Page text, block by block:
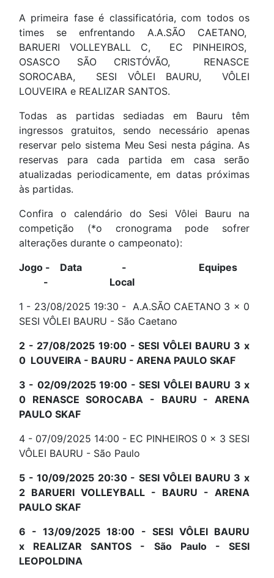
A primeira fase é classificatória, com todos os
times se enfrentando A.A.SÃO CAETANO,
BARUERI VOLLEYBALL C, EC PINHEIROS,
OSASCO SÃO CRISTÓVÃO, RENASCE
SOROCABA, SESI VÔLEI BAURU,VÔLEI
LOUVEIRA e REALIZAR SANTOS.
Todas as partidas sediadas em Bauru têm
ingressos gratuitos, sendo necessário apenas
reservar pelo sistema Meu Sesi nesta página. As
reservas para cada partida em casa serão
atualizadas periodicamente, em datas próximas
às partidas.
Confira o calendário do Sesi Vôlei Bauru na
competição (*o cronograma pode sofrer
alterações durante o campeonato):
Jogo -
Data
- Equipes
-
Local
1 - 23/08/2025 19:30 - A.A.SÃO CAETANO 3 x 0
SESI VÔLEI BAURU - São Caetano
2 - 27/08/202519:00 - SESI VÔLEI BAURU 3 x
0 LOUVEIRA - BAURU - ARENA PAULO SKAF
3 - 02/09/202519:00 - SESI VÔLEI BAURU 3 x
0 RENASCE SOROCABA - BAURU - ARENA
PAULO SKAF
4 - 07/09/2025 14:00 - EC PINHEIROS 0 x 3 SESI
VÔLEI BAURU - São Paulo
5 - 10/09/2025 20:30 - SESI VÔLEI BAURU 3 x
2 BARUERI VOLLEYBALL - BAURU - ARENA
PAULO SKAF
6 - 13/09/202518:00 - SESI VÔLEI BAURU
x REALIZAR SANTOS - São Paulo - SESI
LEOPOLDINA